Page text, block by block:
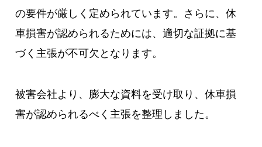
の要件が厳しく定められています。さらに、休
車損害が認められるためには、適切な証拠に基
づく主張が不可欠となります。
被害会社より、膨大な資料を受け取り、休車損
害が認められるべく主張を整理しました。